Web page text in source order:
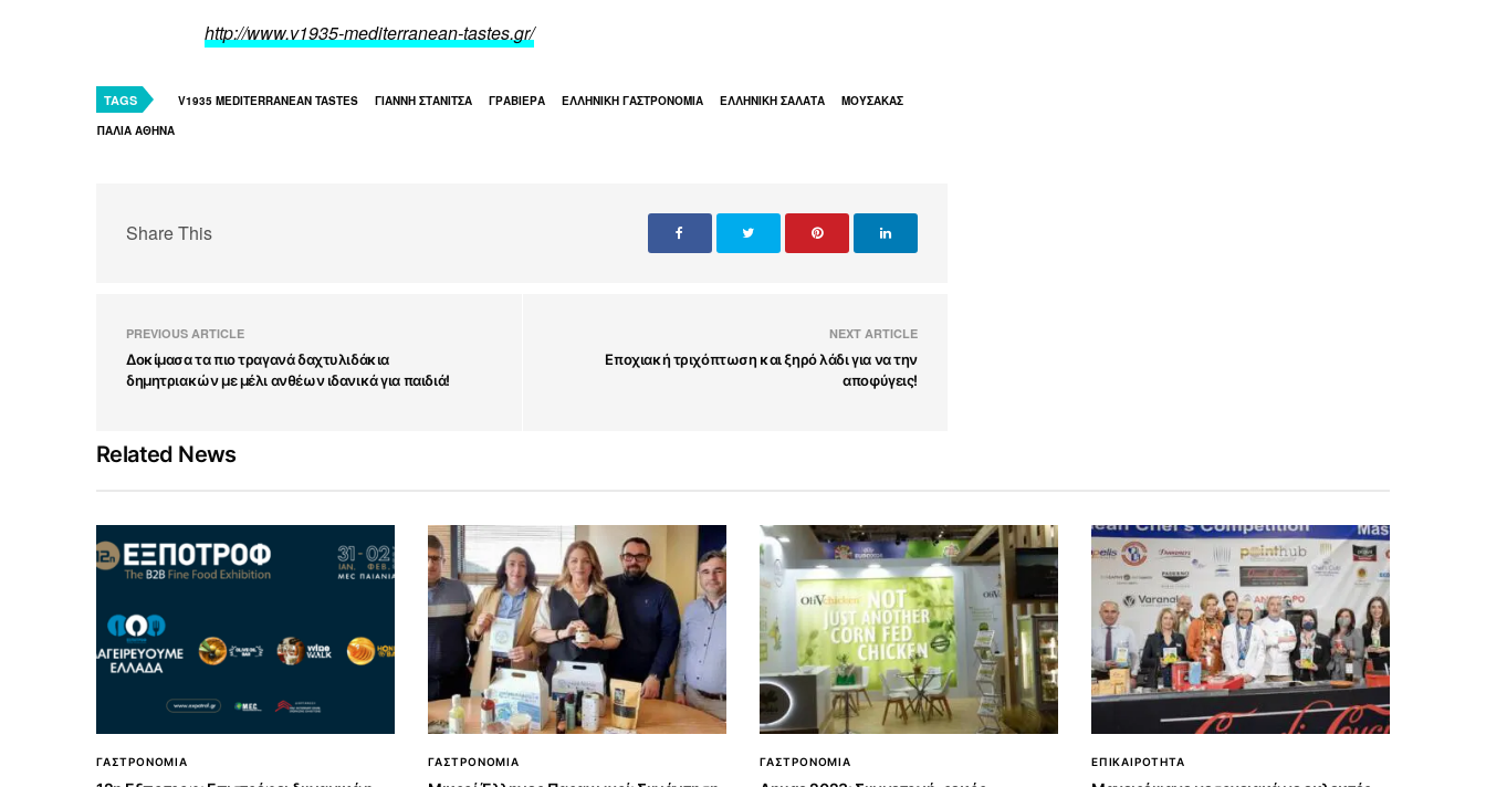
http://www.v1935-mediterranean-tastes.gr/
TAGS V1935 MEDITERRANEAN TASTES ΓΙΑΝΝΗ ΣΤΑΝΙΤΣΑ ΓΡΑΒΙΕΡΑ ΕΛΛΗΝΙΚΗ ΓΑΣΤΡΟΝΟΜΙΑ ΕΛΛΗΝΙΚΗ ΣΑΛΑΤΑ
ΜΟΥΣΑΚΑΣ
ΠΑΛΙΑ ΑΘΗΝΑ
Share This
PREVIOUS ARTICLE
Δοκίμασα τα πιο τραγανά δαχτυλιδάκια
δημητριακών με μέλι ανθέων ιδανικά για παιδιά!
NEXT ARTICLE
Εποχιακή τριχόπτωση και ξηρό λάδι για να την
αποφύγεις!
Related News
ΓΑΣΤΡΟΝΟΜΙΑ ΓΑΣΤΡΟΝΟΜΙΑ ΓΑΣΤΡΟΝΟΜΙΑ ΕΠΙΚΑΙΡΟΤΗΤΑ